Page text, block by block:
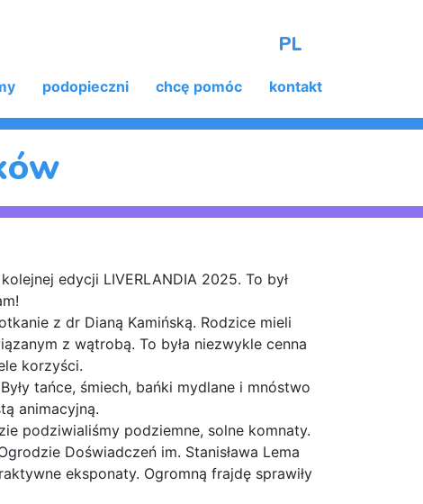
PL
podopieczni chcę pomóc kontakt
edycji LIVERLANDIA 2025. To był
z dr Dianą Kamińską. Rodzice mieli
z wątrobą. To była niezwykle cenna
korzyści.
tańce, śmiech, bańki mydlane i mnóstwo
animacyjną.
podziwialiśmy podziemne, solne komnaty.
Doświadczeń im. Stanisława Lema
eksponaty. Ogromną frajdę sprawiły